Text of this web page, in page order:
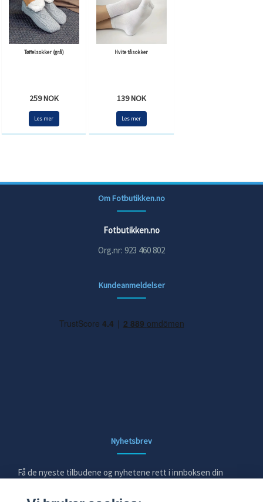
Tøffelsokker (grå)
259 NOK
Les mer
Hvite tåsokker
139 NOK
Les mer
Om Fotbutikken.no
Fotbutikken.no
Org.nr: 923 460 802
Kundeanmeldelser
Nyhetsbrev
Få de nyeste tilbudene og nyhetene rett i innboksen din